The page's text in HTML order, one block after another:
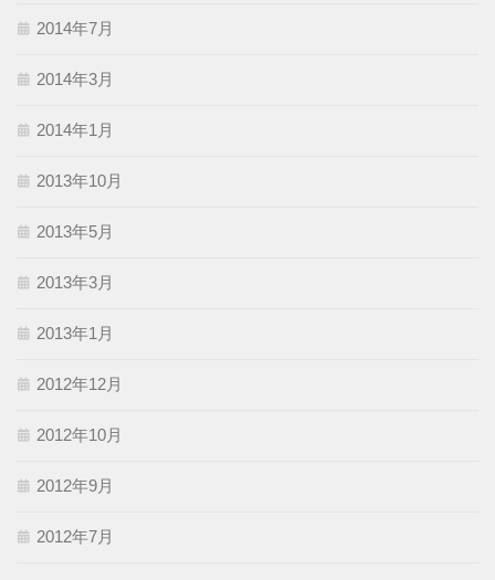
2014年7月
2014年3月
2014年1月
2013年10月
2013年5月
2013年3月
2013年1月
2012年12月
2012年10月
2012年9月
2012年7月